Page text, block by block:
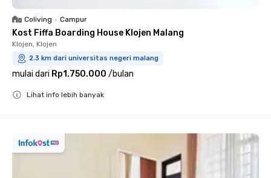
Coliving • Campur
Kost Fiffa Boarding House Klojen Malang
Klojen, Klojen
2.3 km dari universitas negeri malang
mulai dari Rp1.750.000 /bulan
Lihat info lebih banyak